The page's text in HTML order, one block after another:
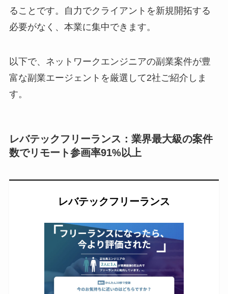
ることです。自力でクライアントを新規開拓する
必要がなく、本業に集中できます。
以下で、ネットワークエンジニアの副業案件が豊
富な副業エージェントを厳選して2社ご紹介しま
す。
レバテックフリーランス：業界最大級の案件
数でリモート参画率91%以上
レバテックフリーランス